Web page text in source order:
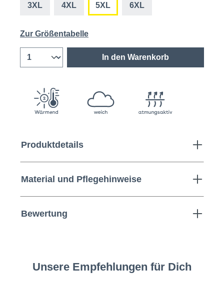
3XL 4XL 5XL 6XL
Zur Größentabelle
In den Warenkorb
Produktdetails
Material und Pflegehinweise
Bewertung
Unsere Empfehlungen für Dich